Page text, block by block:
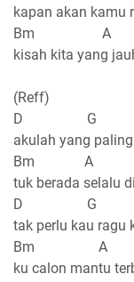
kapan akan kamu
Bm A
kisah kita yang
(Reff)
D G
akulah yang
Bm A
tuk berada selalu
D G
tak perlu kau ragu
Bm A
ku calon mantu